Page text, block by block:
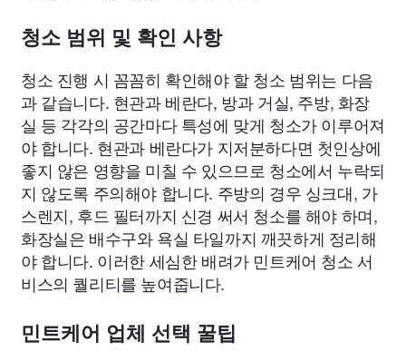
청소 범위 및 확인 사항
청소 진행 시 꼼꼼히 확인해야 할 청소 범위는 다음
과 같습니다. 현관과 베란다, 방과 거실, 주방, 화장
실 등 각각의 공간마다 특성에 맞게 청소가 이루어져
야 합니다. 현관과 베란다가 지저분하다면 첫인상에
좋지 않은 영향을 미칠 수 있으므로 청소에서 누락되
지 않도록 주의해야 합니다. 주방의 경우 싱크대, 가
스렌지, 후드 필터까지 신경 써서 청소를 해야 하며,
화장실은 배수구와 욕실 타일까지 깨끗하게 정리해
야 합니다. 이러한 세심한 배려가 민트케어 청소 서
비스의 퀄리티를 높여줍니다.
민트케어 업체 선택 꿀팁